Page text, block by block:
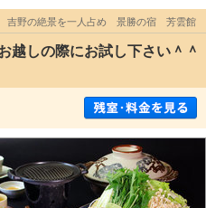
吉野の絶景を一人占め 景勝の宿 芳雲館
越しの際にお試し下さい＾＾